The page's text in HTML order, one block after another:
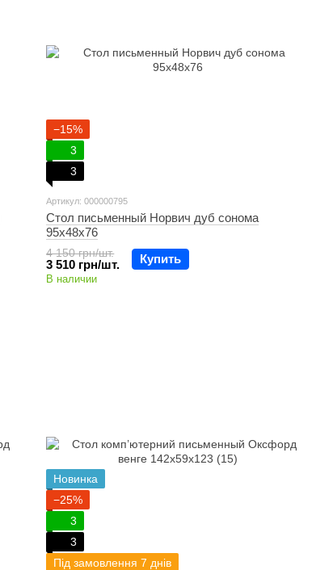
−15%
3
3
Артикул: 000000795
Стол письменный Норвич дуб сонома
95х48х76
4 150 грн/шт.
3 510 грн/шт. Купить
В наличии
Новинка
−25%
3
3
Під замовлення 7 днів